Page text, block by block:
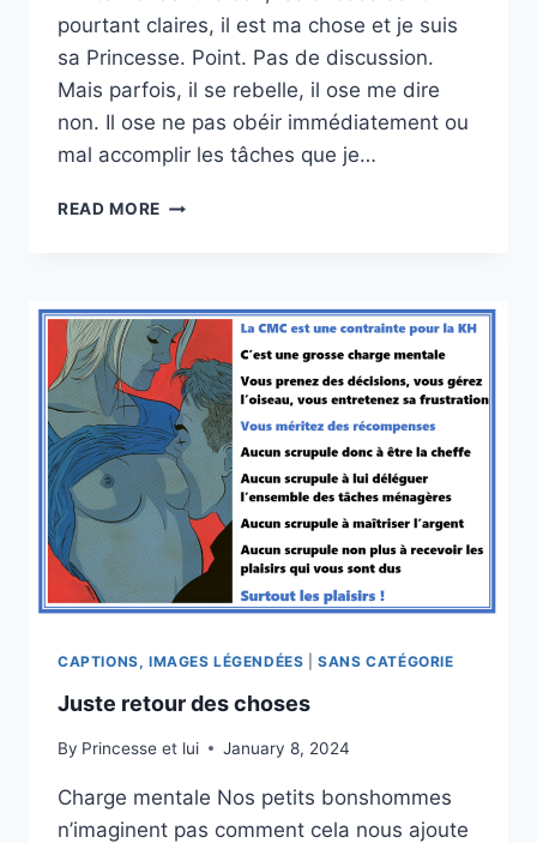
pourtant claires, il est ma chose et je suis
sa Princesse. Point. Pas de discussion.
Mais parfois, il se rebelle, il ose me dire
non. Il ose ne pas obéir immédiatement ou
mal accomplir les tâches que je…
READ MORE ESSAIE
CAPTIONS, IMAGES LÉGENDÉES |SANS CATÉGORIE
Juste retour des choses
By Princesse et lui January 8, 2024
Charge mentale Nos petits bonshommes
n’imaginent pas comment cela nous ajoute